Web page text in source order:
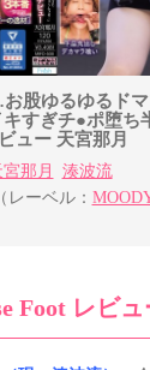
股ゆるゆるド
すぎチ●ポ堕ち
ュー 天宮那月
宮那月
湊波流
（レーベル：
Foot レビュ